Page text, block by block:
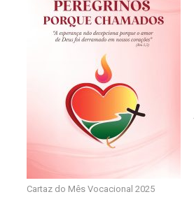
Cartaz do Mês Vocacional 2025